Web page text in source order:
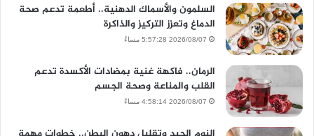
السلمون والأسماك الدهنية.. أطعمة تدعم صحة
الدماغ وتعزز التركيز والذاكرة
2026/08/07 5:57:28 مساءً
الرمان.. فاكهة غنية بمضادات الأكسدة تدعم
القلب والمناعة وصحة الجسم
2026/08/07 4:58:14 مساءً